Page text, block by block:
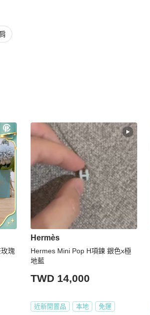
瑰
Hermès
Hermes Mini Pop H項鍊 銀色x極
地藍
TWD 14,000
近新閒置品 本地 免運